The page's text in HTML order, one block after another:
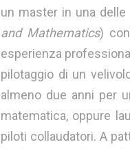
un master in una
and Mathematics)
esperienza
pilotaggio di un
almeno due anni per
matematica, oppure
piloti collaudatori. A